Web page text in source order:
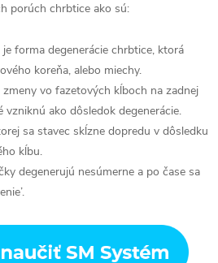
porúch chrbtice ako sú:
forma degenerácie chrbtice, ktorá
koreňa, alebo miechy.
vo fazetových kĺboch na zadnej
vzniknú ako dôsledok degenerácie.
sa stavec skĺzne dopredu v dôsledku
kĺbu.
degenerujú nesúmerne a po čase sa